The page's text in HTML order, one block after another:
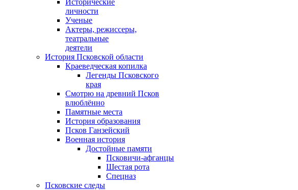
Исторические
личности
Ученые
Актеры, режиссеры,
театральные
деятели
История Псковской области
Краеведческая копилка
Легенды Псковского
края
Смотрю на древний Псков
влюблённо
Памятные места
История образования
Псков Ганзейский
Военная история
Достойные памяти
Псковичи-афганцы
Шестая рота
Спецназ
Псковские следы